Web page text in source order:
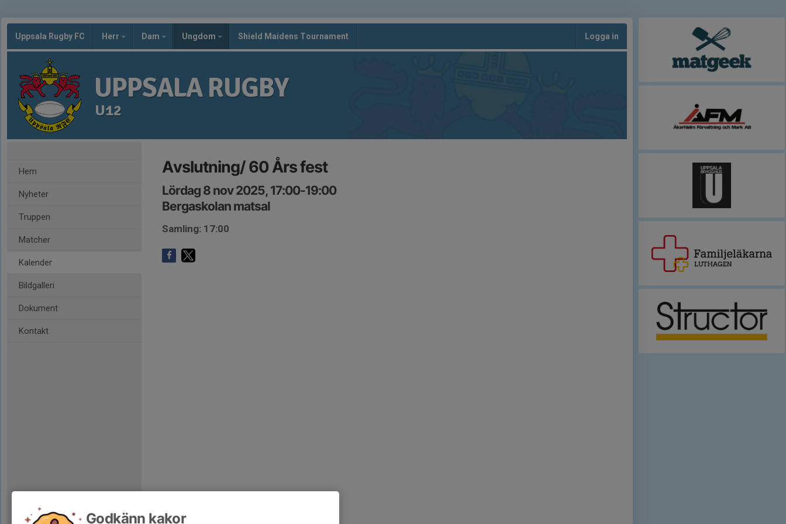
Uppsala Rugby FC Herr Dam Ungdom Shield Maidens Tournament Logga in
UPPSALA RUGBY
U12
Hem
Nyheter
Truppen
Matcher
Kalender
Bildgalleri
Dokument
Kontakt
Avslutning/ 60 Års fest
Lördag 8 nov 2025, 17:00-19:00
Bergaskolan matsal
Samling: 17:00
Godkänn kakor